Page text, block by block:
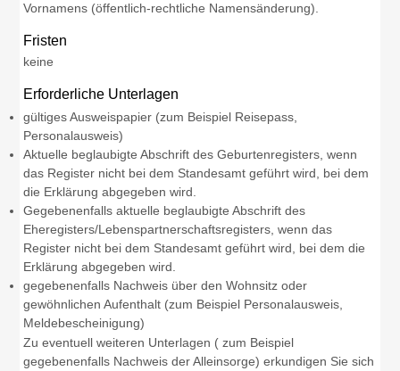
Vornamens (öffentlich-rechtliche Namensänderung).
Fristen
keine
Erforderliche Unterlagen
gültiges Ausweispapier (zum Beispiel Reisepass,
Personalausweis)
Aktuelle beglaubigte Abschrift des Geburtenregisters, wenn
das Register nicht bei dem Standesamt geführt wird, bei dem
die Erklärung abgegeben wird.
Gegebenenfalls aktuelle beglaubigte Abschrift des
Eheregisters/Lebenspartnerschaftsregisters, wenn das
Register nicht bei dem Standesamt geführt wird, bei dem die
Erklärung abgegeben wird.
gegebenenfalls Nachweis über den Wohnsitz oder
gewöhnlichen Aufenthalt (zum Beispiel Personalausweis,
Meldebescheinigung)
Zu eventuell weiteren Unterlagen ( zum Beispiel
gegebenenfalls Nachweis der Alleinsorge) erkundigen Sie sich